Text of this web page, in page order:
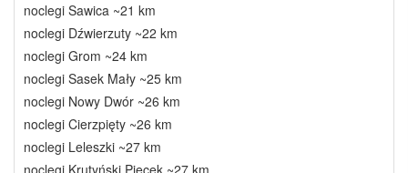
noclegi Sawica ~21 km
noclegi Dźwierzuty ~22 km
noclegi Grom ~24 km
noclegi Sasek Mały ~25 km
noclegi Nowy Dwór ~26 km
noclegi Cierzpięty ~26 km
noclegi Leleszki ~27 km
noclegi Krutyński Piecek ~27 km